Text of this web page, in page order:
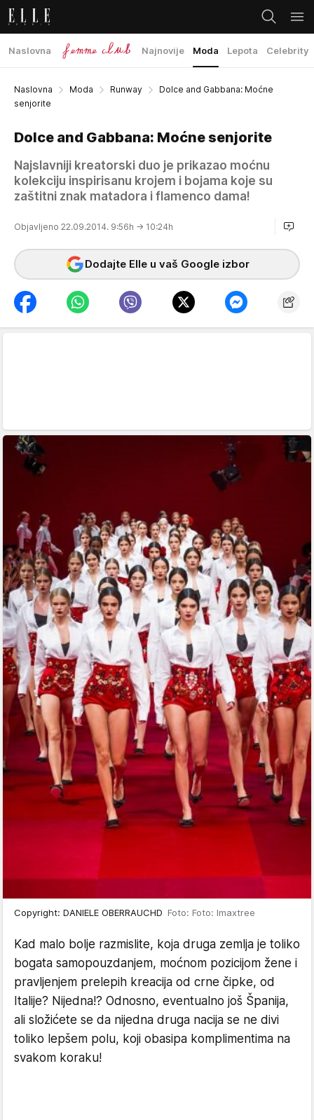
Naslovna Najnovije Moda Lepota Celebrity
Naslovna Moda Runway
Dolce and Gabbana: Moćne
senjorite
Dolce and Gabbana: Moćne senjorite
Najslavniji kreatorski duo je prikazao moćnu
kolekciju inspirisanu krojem i bojama koje su
zaštitni znak matadora i flamenco dama!
Objavljeno 22.09.2014. 9:56h → 10:24h
Dodajte Elle u vaš Google izbor
Copyright: DANIELE OBERRAUCHD Foto: Foto: Imaxtree
Kad malo bolje razmislite, koja druga zemlja je toliko
bogata samopouzdanjem, moćnom pozicijom žene i
pravljenjem prelepih kreacija od crne čipke, od
Italije? Nijedna!? Odnosno, eventualno još Španija,
ali složićete se da nijedna druga nacija se ne divi
toliko lepšem polu, koji obasipa komplimentima na
svakom koraku!